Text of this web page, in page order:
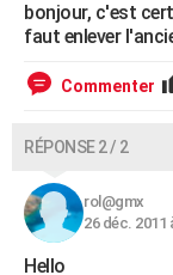
Bricolage
Lifestyle
Culture
Sport
Auto
Television
Voyage
Cinema
bonjour, c'est
faut enlever
Commenter
RÉPONSE 2 / 2
rol@gmx
26 déc. 2011
Hello